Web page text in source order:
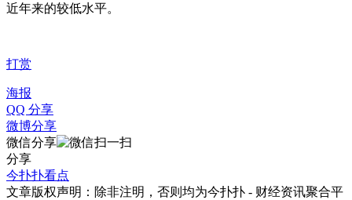
近年来的较低水平。
打赏
海报
QQ 分享
微博分享
微信分享
分享
今扑扑看点
文章版权声明：除非注明，否则均为今扑扑 - 财经资讯聚合平